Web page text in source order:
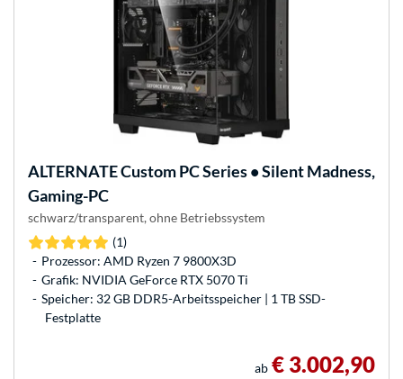
ALTERNATECustom PC Series • Silent Madness,
Gaming-PC
schwarz/transparent, ohne Betriebssystem
(1)
Prozessor: AMD Ryzen 7 9800X3D
Grafik: NVIDIA GeForce RTX 5070 Ti
Speicher: 32 GB DDR5-Arbeitsspeicher | 1 TB SSD-
Festplatte
ab € 3.002,90